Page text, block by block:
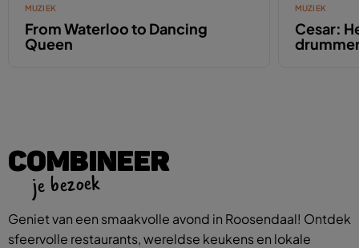
MUZIEK
From Waterloo to Dancing
Queen
MUZIEK
Cesar:
COMBINEER
je bezoek
Geniet van een smaakvolle avond in Roosendaal! Ontdek
sfeervolle restaurants, wereldse keukens en lokale